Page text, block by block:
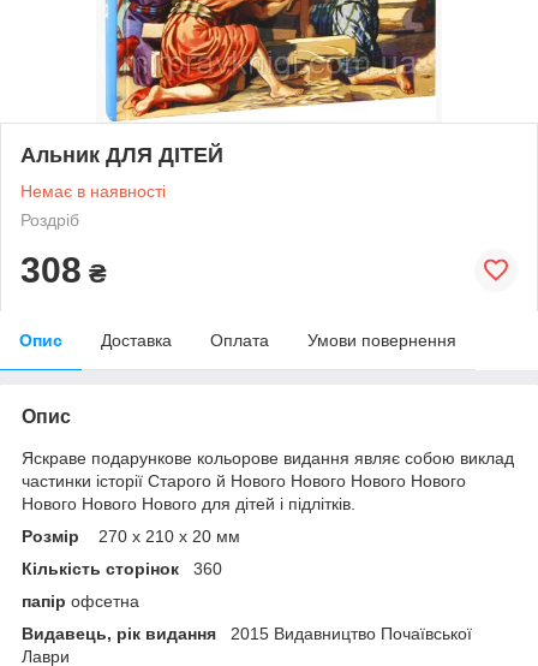
Альник ДЛЯ ДІТЕЙ
Немає в наявності
Роздріб
308 ₴
Опис Доставка Оплата Умови повернення
Опис
Яскраве подарункове кольорове видання являє собою виклад
частинки історії Старого й Нового Нового Нового Нового
Нового Нового Нового для дітей і підлітків.
Розмір 270 х 210 х 20 мм
Кількість сторінок
360
папір офсетна
Видавець, рік видання 2015 Видавництво Почаївської
Лаври